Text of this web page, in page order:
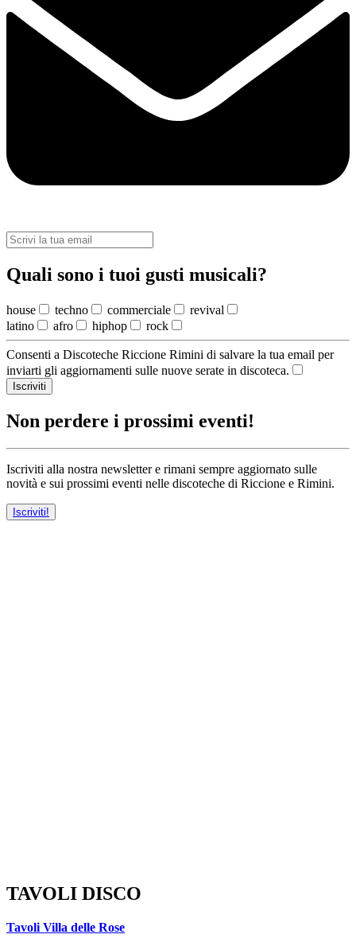
Quali sono i tuoi gusti musicali?
house techno commerciale
revival
latino
afro hiphop rock
Consenti a Discoteche Riccione Rimini di salvare la tua email per
inviarti gli aggiornamenti sulle nuove serate in discoteca.
Iscriviti
Non perdere i prossimi eventi!
Iscriviti alla nostra newsletter e rimani sempre aggiornato sulle
novità e sui prossimi eventi nelle discoteche di Riccione e Rimini.
Iscriviti!
TAVOLI DISCO
Tavoli Villa delle Rose